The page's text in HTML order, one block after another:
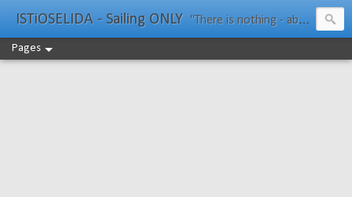
ISTiOSELIDA - Sailing ONLY "There is nothing - absolutely nothing - half so much worth doing as simply messing about in boats." Water Rat, Kenneth Grahame
Pages